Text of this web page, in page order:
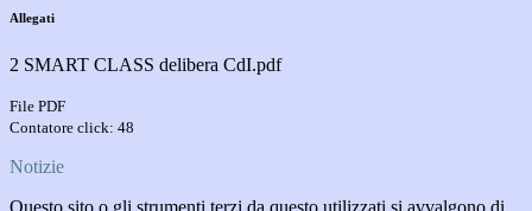
Allegati
2 SMART CLASS delibera CdI.pdf
File PDF
Contatore click: 48
Notizie
Questo sito o gli strumenti terzi da questo utilizzati si avvalgono di